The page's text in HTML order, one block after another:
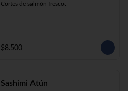
Cortes de salmón fresco.
$8.500
Sashimi Atún